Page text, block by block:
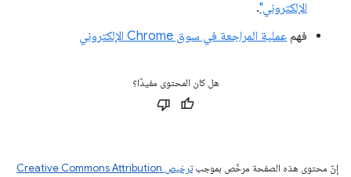
الإلكتروني".
فهم عملية المراجعة في سوق Chrome الإلكتروني
هل كان المحتوى مفيدًا؟
إنّ محتوى هذه الصفحة مرخّص بموجب
ترخيص Creative Commons Attribution